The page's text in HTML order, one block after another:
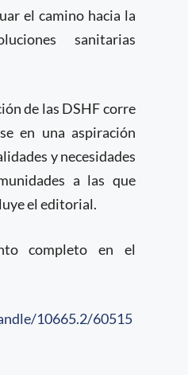
el camino hacia la
sanitarias
de las DSHF corre
en una aspiración
y necesidades
a las que
el editorial.
completo en el
10665.2/60515